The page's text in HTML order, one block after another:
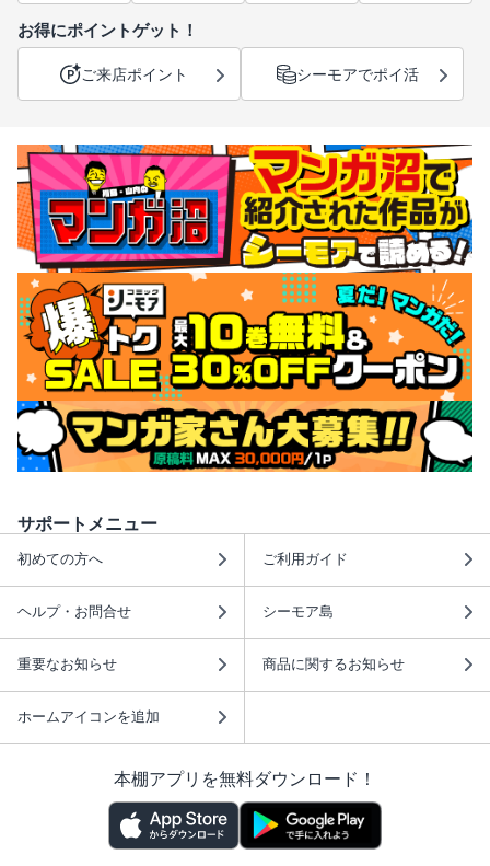
お得にポイントゲット！
ご来店ポイント シーモアでポイ活
サポートメニュー
初めての方へ ご利用ガイド
ヘルプ・お問合せ シーモア島
重要なお知らせ 商品に関するお知らせ
ホームアイコンを追加
本棚アプリを無料ダウンロード！